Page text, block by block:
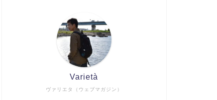
ヴァリエタ（ウェブマガジン）
Varietà